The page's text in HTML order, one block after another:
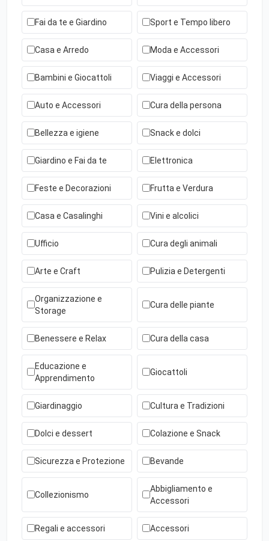
Fai da te e Giardino Sport e Tempo libero
Casa e Arredo Moda e Accessori
Bambini e Giocattoli Viaggi e Accessori
Auto e Accessori Cura della persona
Bellezza e igiene Snack e dolci
Giardino e Fai da te Elettronica
Feste e Decorazioni Frutta e Verdura
Casa e Casalinghi Vini e alcolici
Ufficio Cura degli animali
Arte e Craft Pulizia e Detergenti
Organizzazione e
Storage
Cura delle piante
Benessere e Relax Cura della casa
Educazione e
Apprendimento
Giocattoli
Giardinaggio Cultura e Tradizioni
Dolci e dessert Colazione e Snack
Sicurezza e Protezione Bevande
Collezionismo
Abbigliamento e
Accessori
Regali e accessori Accessori